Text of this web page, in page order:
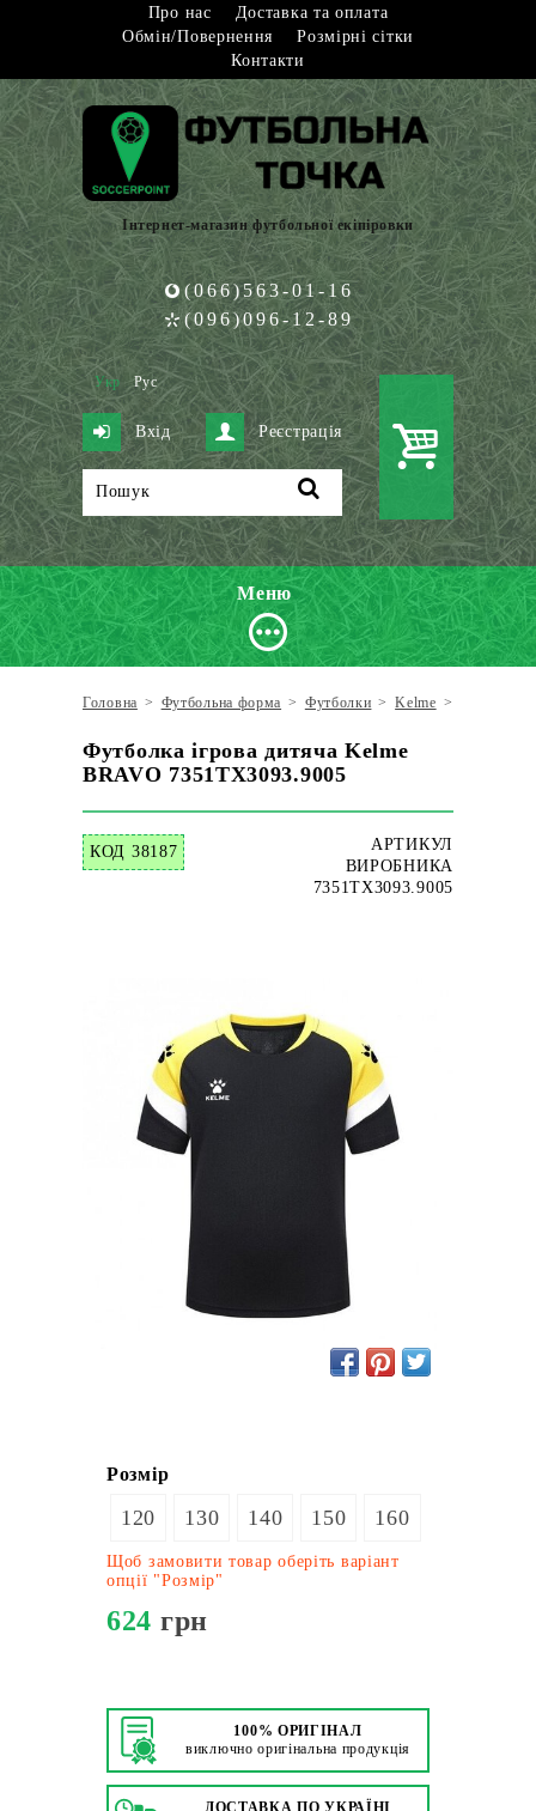
Про нас
Доставка та оплата
Обмін/Повернення
Розмірні сітки
Контакти
Інтернет-магазин футбольної екіпіровки
(066)563-01-16
(096)096-12-89
Укр Рус
Вхід Реєстрація
Меню
Головна > Футбольна форма > Футболки > Kelme >
Футболка ігрова дитяча Kelme
BRAVO 7351TX3093.9005
КОД 38187
АРТИКУЛ
ВИРОБНИКА
7351TX3093.9005
Розмір
120 130 140 150 160
Щоб замовити товар оберіть варіант
опції "Розмір"
624 грн
100% ОРИГІНАЛ
виключно оригінальна продукція
ДОСТАВКА ПО УКРАЇНІ